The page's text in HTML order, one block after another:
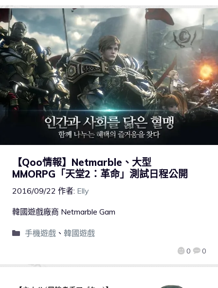
【Qoo情報】Netmarble、大型
MMORPG「天堂2：革命」測試日程公開
2016/09/22 作者: Elly
0 0
韓國遊戲廠商 Netmarble Gam
手機遊戲、 韓國遊戲